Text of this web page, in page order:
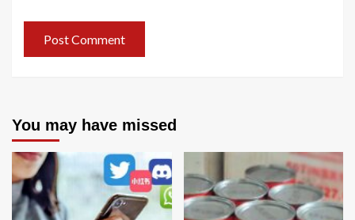
You may have missed